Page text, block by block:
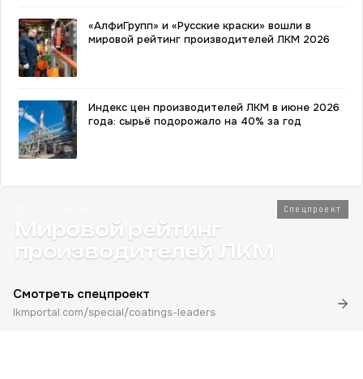
«АлфиГрупп» и «Русские краски» вошли в
мировой рейтинг производителей ЛКМ 2026
Индекс цен производителей ЛКМ в июне 2026
года: сырьё подорожало на 40% за год
Спецпроект
Мировой рейтинг
производителей ЛКМ
Смотреть спецпроект
lkmportal.com/special/coatings-leaders